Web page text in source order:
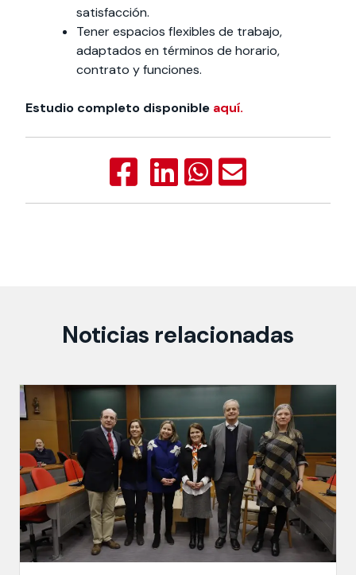
satisfacción.
Tener espacios flexibles de trabajo,
adaptados en términos de horario,
contrato y funciones.
Estudio completo disponible aquí.
Noticias relacionadas